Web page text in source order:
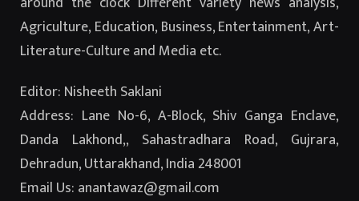
Agriculture, Education, Business, Entertainment, Art-
Literature-Culture and Media etc.
Editor: Nisheeth Saklani
Address: Lane No-6, A-Block, Shiv Ganga Enclave,
Danda Lakhond,, Sahastradhara Road, Gujrara,
Dehradun, Uttarakhand, India 248001
Email Us: anantawaz@gmail.com